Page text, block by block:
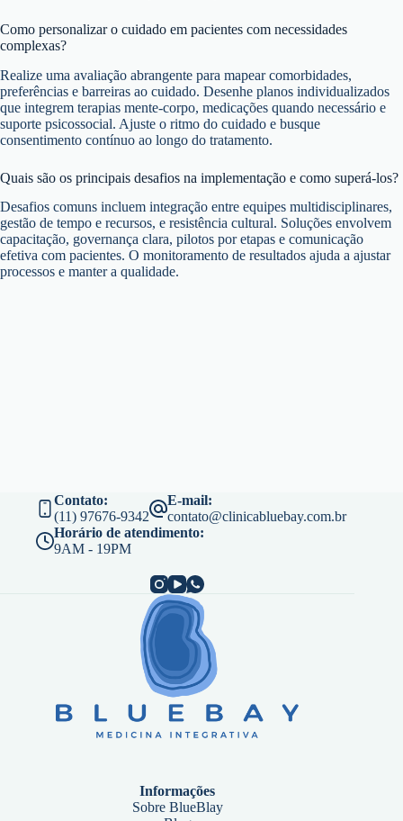
Como personalizar o cuidado em pacientes com necessidades
complexas?
Realize uma avaliação abrangente para mapear comorbidades,
preferências e barreiras ao cuidado. Desenhe planos individualizados
que integrem terapias mente-corpo, medicações quando necessário e
suporte psicossocial. Ajuste o ritmo do cuidado e busque
consentimento contínuo ao longo do tratamento.
Quais são os principais desafios na implementação e como superá-los?
Desafios comuns incluem integração entre equipes multidisciplinares,
gestão de tempo e recursos, e resistência cultural. Soluções envolvem
capacitação, governança clara, pilotos por etapas e comunicação
efetiva com pacientes. O monitoramento de resultados ajuda a ajustar
processos e manter a qualidade.
Contato:
(11) 97676-9342
E-mail:
contato@clinicabluebay.com.br
Horário de atendimento:
9AM - 19PM
Informações
Sobre BlueBlay